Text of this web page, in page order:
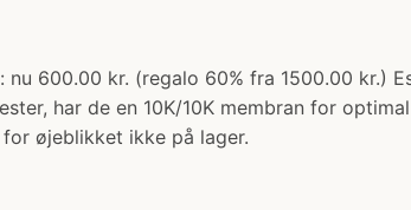
600.00 kr. (regalo 60% fra 1500.00 kr.)
har de en 10K/10K membran for
øjeblikket ikke på lager.